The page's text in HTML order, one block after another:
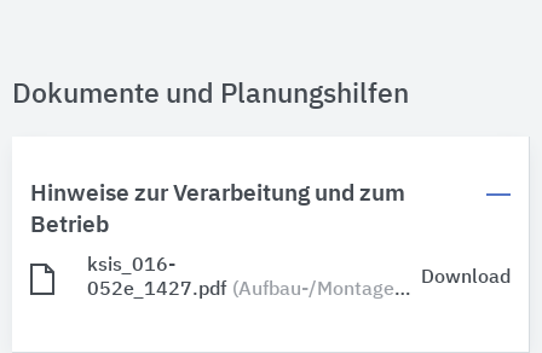
Dokumente und Planungshilfen
Hinweise zur Verarbeitung und zum
Betrieb
ksis_016-
052e_1427.pdf (Aufbau-/Montageanleitung)
Download